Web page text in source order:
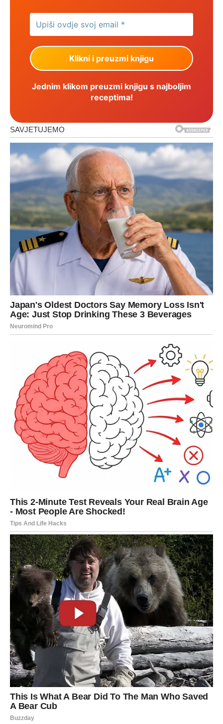
Jednim klikom preuzmi knjigu s najboljim
receptima!